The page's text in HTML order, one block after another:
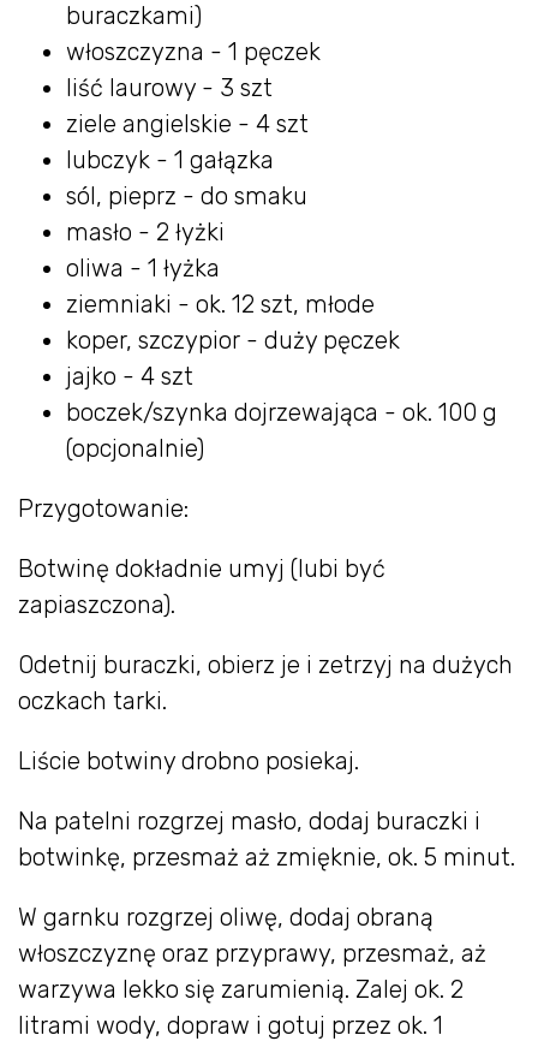
buraczkami)
włoszczyzna - 1 pęczek
liść laurowy - 3 szt
ziele angielskie - 4 szt
lubczyk - 1 gałązka
sól, pieprz - do smaku
masło - 2 łyżki
oliwa - 1 łyżka
ziemniaki - ok. 12 szt, młode
koper, szczypior - duży pęczek
jajko - 4 szt
boczek/szynka dojrzewająca - ok. 100 g
(opcjonalnie)
Przygotowanie:
Botwinę dokładnie umyj (lubi być
zapiaszczona).
Odetnij buraczki, obierz je i zetrzyj na dużych
oczkach tarki.
Liście botwiny drobno posiekaj.
Na patelni rozgrzej masło, dodaj buraczki i
botwinkę, przesmaż aż zmięknie, ok. 5 minut.
W garnku rozgrzej oliwę, dodaj obraną
włoszczyznę oraz przyprawy, przesmaż, aż
warzywa lekko się zarumienią. Zalej ok. 2
litrami wody, dopraw i gotuj przez ok. 1